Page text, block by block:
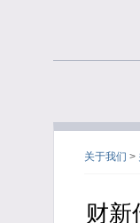
关于我们 >
财新